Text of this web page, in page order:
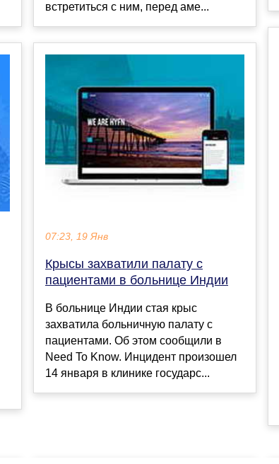
встретиться с ним, перед аме...
07:23, 19 Янв
Крысы захватили палату с
пациентами в больнице Индии
В больнице Индии стая крыс
захватила больничную палату с
пациентами. Об этом сообщили в
Need To Know. Инцидент произошел
14 января в клинике государс...